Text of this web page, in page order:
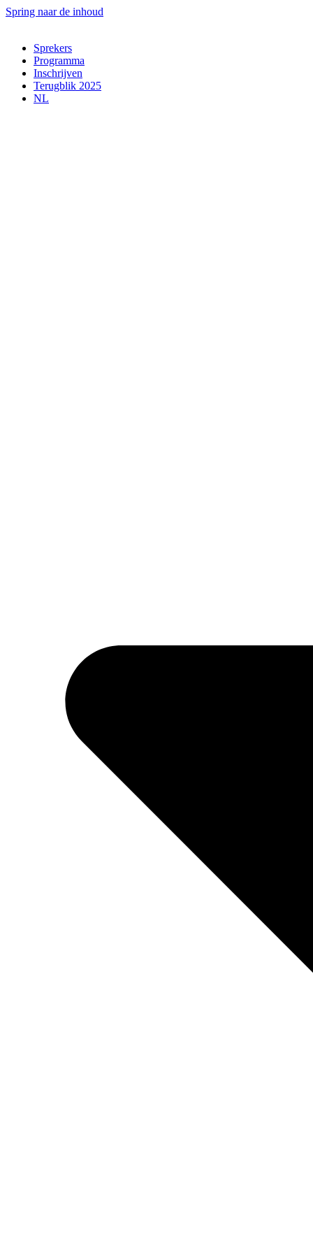
Spring naar de inhoud
Sprekers
Programma
Inschrijven
Terugblik 2025
NL